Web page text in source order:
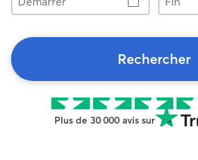
Rechercher
Plus de 30 000 avis sur